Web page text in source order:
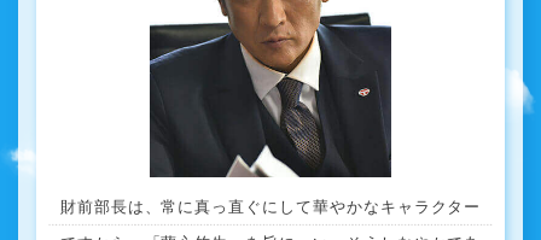
財前部長は、常に真っ直ぐにして華やかなキャラクター